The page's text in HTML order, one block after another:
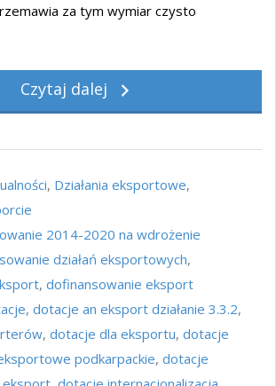
za tym wymiar czysto
Czytaj dalej
, Działania eksportowe,
2014-2020 na wdrożenie
działań eksportowych,
, dofinansowanie eksport
, dotacje an eksport działanie 3.3.2,
, dotacje dla eksportu, dotacje
podkarpackie, dotacje